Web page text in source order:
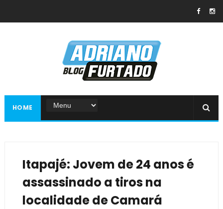
HOME
Itapajé: Jovem de 24 anos é
assassinado a tiros na
localidade de Camará